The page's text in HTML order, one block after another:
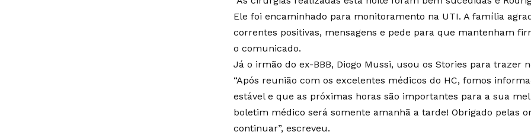
Ele foi encaminhado para monitoramento na UTI. A família
correntes positivas, mensagens e pede para que mantenham
o comunicado.
Já o irmão do ex-BBB, Diogo Mussi, usou os Stories para trazer
“Após reunião com os excelentes médicos do HC, fomos
estável e que as próximas horas são importantes para a sua
boletim médico será somente amanhã a tarde! Obrigado pelas
continuar”, escreveu.